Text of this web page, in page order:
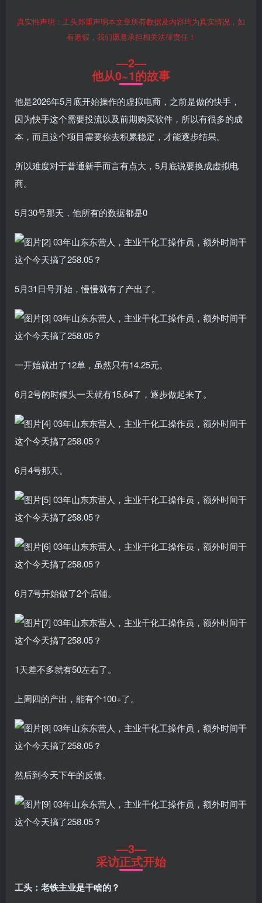
真实性声明：工头郑重声明本文章所有数据及内容均为真实情况，如
有造假，我们愿意承担相关法律责任！
—2—
他从0~1的故事
他是2026年5月底开始操作的虚拟电商，之前是做的快手，
因为快手这个需要投流以及前期购买软件，所以有很多的成
本，而且这个项目需要你去积累稳定，才能逐步结果。
所以难度对于普通新手而言有点大，5月底说要换成虚拟电
商。
5月30号那天，他所有的数据都是0
5月31日号开始，慢慢就有了产出了。
一开始就出了12单，虽然只有14.25元。
6月2号的时候头一天就有15.64了，逐步做起来了。
6月4号那天。
6月7号开始做了2个店铺。
1天差不多就有50左右了。
上周四的产出，能有个100+了。
然后到今天下午的反馈。
—3—
采访正式开始
工头：老铁主业是干啥的？